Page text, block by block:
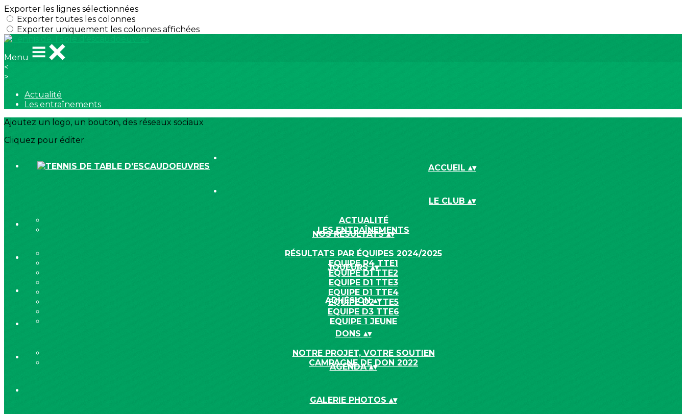
Exporter les lignes sélectionnées
Exporter toutes les colonnes
Exporter uniquement les colonnes affichées
Menu
<
>
Actualité
Les entraînements
Ajoutez un logo, un bouton, des réseaux sociaux
Cliquez pour éditer
ACCUEIL ▴▾
LE CLUB ▴▾
ACTUALITÉ
LES ENTRAÎNEMENTS
NOS RÉSULTATS▴▾
RÉSULTATS PAR ÉQUIPES 2024/2025
EQUIPE R4 TTE1
EQUIPE D1 TTE2
EQUIPE D1 TTE3
EQUIPE D1 TTE4
EQUIPE D2 TTE5
EQUIPE D3 TTE6
EQUIPE 1 JEUNE
JOUEURS▴▾
ADHÉSION▴▾
DONS ▴▾
NOTRE PROJET, VOTRE SOUTIEN
CAMPAGNE DE DON 2022
AGENDA▴▾
GALERIE PHOTOS ▴▾